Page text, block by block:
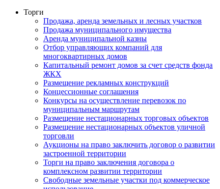
Торги
Продажа, аренда земельных и лесных участков
Продажа муниципального имущества
Аренда муниципальной казны
Отбор управляющих компаний для
многоквартирных домов
Капитальный ремонт домов за счет средств фонда
ЖКХ
Размещение рекламных конструкций
Концессионные соглашения
Конкурсы на осуществление перевозок по
муниципальным маршрутам
Размещение нестационарных торговых объектов
Размещение нестационарных объектов уличной
торговли
Аукционы на право заключить договор о развитии
застроенной территории
Торги на право заключения договора о
комплексном развитии территории
Свободные земельные участки под коммерческое